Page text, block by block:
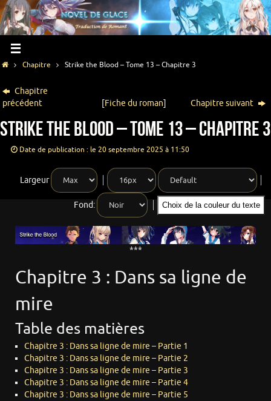
Chapitre Strike the Blood – Tome 13 – Chapitre 3
Chapitre
précédent
[Fiche du roman] Chapitre suivant
Strike the Blood – Tome 13 – Chapitre 3
Date de publication : le 20 septembre 2025 à 11:50
Largeur
Fond: Choix de la couleur du texte
***
Chapitre 3 : Dans sa ligne de
mire
Table des matières
Chapitre 3 : Dans sa ligne de mire – Partie 1
Chapitre 3 : Dans sa ligne de mire – Partie 2
Chapitre 3 : Dans sa ligne de mire – Partie 3
Chapitre 3 : Dans sa ligne de mire – Partie 4
Chapitre 3 : Dans sa ligne de mire – Partie 5